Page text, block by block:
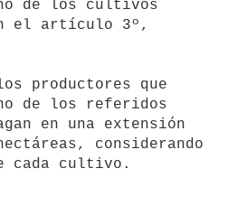
de los cultivos
el artículo 3º,
productores que
de los referidos
en una extensión
considerando